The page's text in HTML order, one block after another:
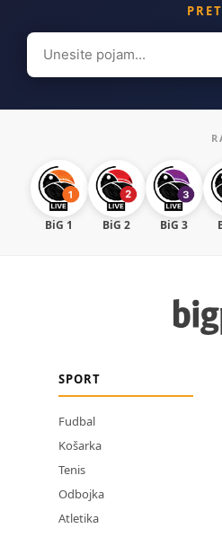
Search
for:
BiG 1 BiG 2 BiG 3
SPORT
Fudbal
Košarka
Tenis
Odbojka
Atletika